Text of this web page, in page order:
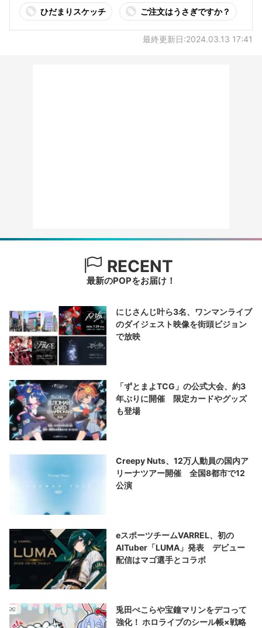
ひだまりスケッチ ご注文はうさぎですか？
最終更新日:2024.03.13 17:41
RECENT
最新のPOPをお届け！
にじさんじ叶ら3名、ワンマンライブ
のダイジェスト映像を街頭ビジョン
で放映
「ずとまよTCG」の公式大会、約3
年ぶりに開催 限定カードやグッズ
も登場
Creepy Nuts、12万人動員の国内ア
リーナツアー開催 全国8都市で12
公演
eスポーツチームVARREL、初の
AITuber「LUMA」発表 デビュー
配信はマゴ選手とコラボ
兎田ぺこらや宝鐘マリンをデコって
強化！ ホロライブのシール帳×戦略